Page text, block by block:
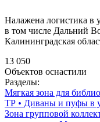
Налажена логистика в
в том числе Дальний
Калининградская
13 050
Объектов оснастили
Разделы:
Мягкая зона для
ТР • Диваны и пуфы в
Зона групповой